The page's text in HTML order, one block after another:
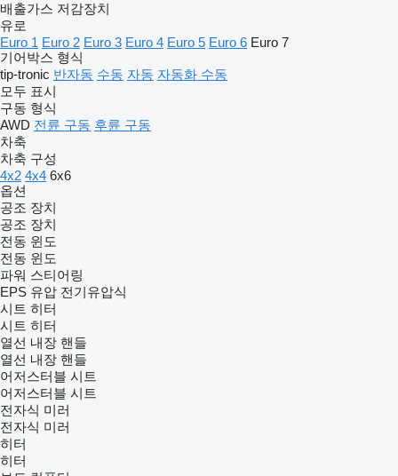
배출가스 저감장치
유로
Euro 1 Euro 2 Euro 3 Euro 4 Euro 5 Euro 6 Euro 7
기어박스 형식
tip-tronic 반자동 수동 자동 자동화 수동
모두 표시
구동 형식
AWD 전륜 구동 후륜 구동
차축
차축 구성
4x2 4x4 6x6
옵션
공조 장치
공조 장치
전동 윈도
전동 윈도
파워 스티어링
EPS 유압 전기유압식
시트 히터
시트 히터
열선 내장 핸들
열선 내장 핸들
어저스터블 시트
어저스터블 시트
전자식 미러
전자식 미러
히터
히터